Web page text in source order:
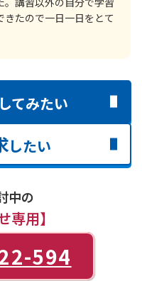
たので一日一日をとて
てみたい
したい
中の
専用】
594